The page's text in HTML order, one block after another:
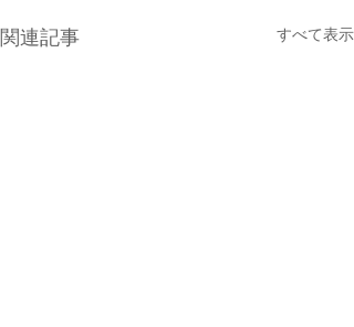
関連記事 すべて表示